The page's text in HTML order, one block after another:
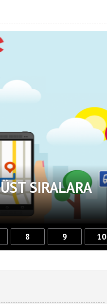
SIRALARA
8 9 10